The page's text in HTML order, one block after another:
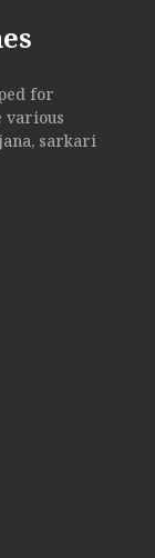
for
various
sarkari